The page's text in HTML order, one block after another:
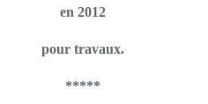
en 2012
pour travaux.
*****